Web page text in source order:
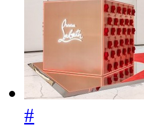
#